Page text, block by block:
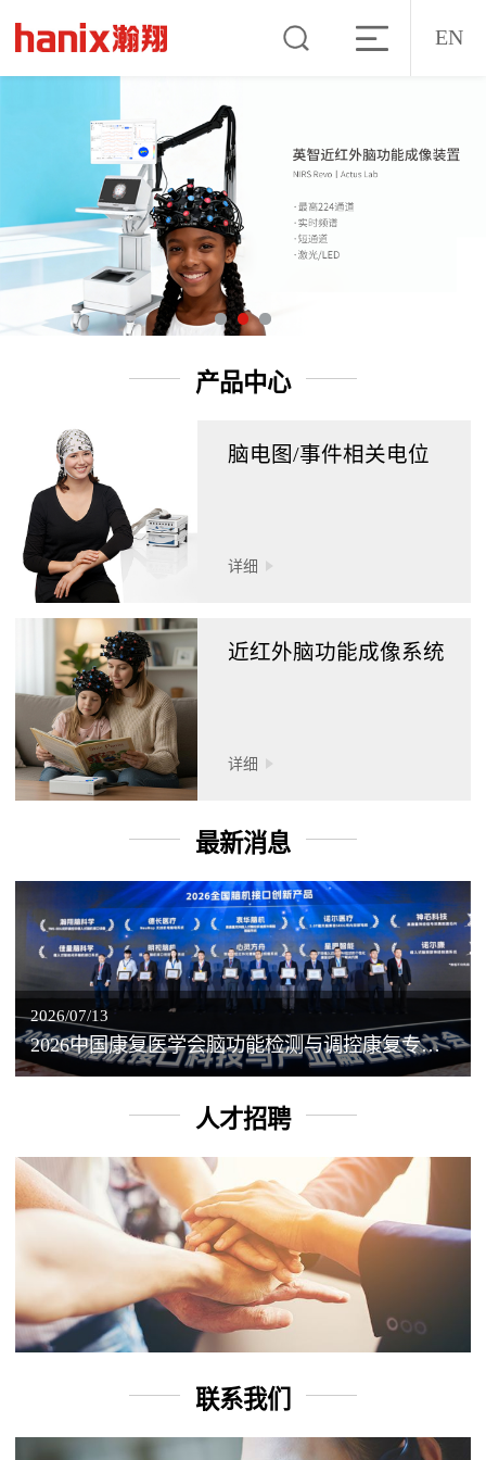
EN
产品中心
脑电图/事件相关电位
详细
近红外脑功能成像系统
详细
最新消息
2026/07/13
2026中国康复医学会脑功能检测与调控康复专业委员会学术年会丨脑客中国：脑机接口——EEG驱动TMS闭环调控工作坊
人才招聘
联系我们